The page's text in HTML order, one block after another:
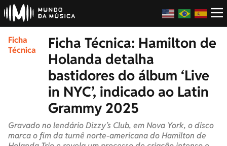
Ficha
Técnica
Ficha Técnica: Hamilton de
Holanda detalha
bastidores do álbum ‘Live
in NYC’, indicado ao Latin
Grammy 2025
Gravado no lendário Dizzy’s Club, em Nova York, o disco
marca o fim da turnê norte-americana do Hamilton de